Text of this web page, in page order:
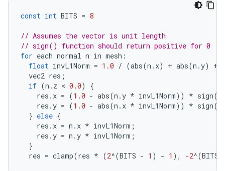
const int BITS = 8
// Assumes the vector is unit length
// sign() function should return positive for 0
for each normal n in mesh :
float invL1Norm = 1.0 / (abs(n . x) + abs(n .y) +
vec2 res ;
if (n . z < 0.0)
{
res . x = (1.0 - abs(n .y * invL1Norm)) * sign(
res .y = (1.0 - abs(n . x * invL1Norm)) * sign(
} else {
res . x = n . x * invL1Norm ;
res .y = n .y * invL1Norm ;
}
res = clamp(res * (2^(BITS - 1 ) - 1 ), -2^(BITS